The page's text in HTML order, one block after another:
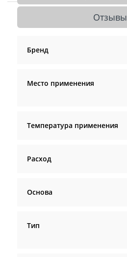
Отзывы
Бренд
Место применения
Температура применения
Расход
Основа
Тип